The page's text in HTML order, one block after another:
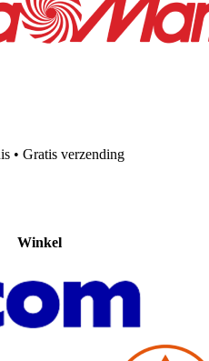
• Gratis verzending
Winkel